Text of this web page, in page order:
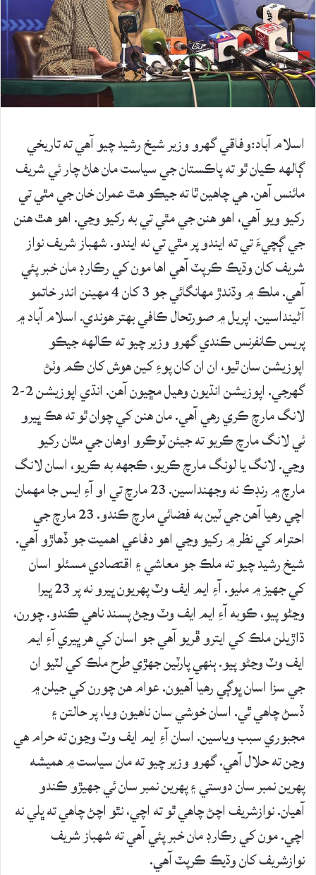
اسلام آباد:وفاقي گهرو وزير شيخ رشيد چيو آهي ته تاريخي
ڳالهه ڪيان ٿو ته پاڪستان جي سياست مان هاڻ چار ئي شريف
مائنس آهن. هي چاهين ٿا ته جيڪو هٿ عمران خان جي مٿي تي
رکيو ويو آهي، اهو هنن جي مٿي تي به رکيو وڃي. اهو هٿ هنن
جي ڳچيءَ تي ته ايندو پر مٿي تي نه ايندو. شهباز شريف نواز
شريف کان وڌيڪ ڪرپٽ آهي اها مون کي رڪارڊ مان خبر پئي
آهي. ملڪ ۾ وڌندڙ مهانگائي جو 3 کان 4 مهينن اندر خاتمو
آڻينداسين. اپريل ۾ صورتحال ڪافي بهتر هوندي. اسلام آباد ۾
پريس ڪانفرنس ڪندي گهرو وزير چيو ته ڪالهه جيڪو
اپوزيشن سان ٿيو، ان ان کان پوءِ کين هوش کان ڪم وٺڻ
گهرجي. اپوزيشن انڌيون وهيل مڇيون آهن. انڌي اپوزيشن 2-2
لانگ مارچ ڪري رهي آهي. مان هنن کي چوان ٿو ته هڪ ڀيرو
ئي لانگ مارچ ڪريو ته جيئن ٽوڪرو اوهان جي مٿان رکيو
وڃي. لانگ يا لونگ مارچ ڪريو، ڪجهه به ڪريو، اسان لانگ
مارچ ۾ رنڊڪ نه وجهنداسين. 23 مارچ تي او آءِ ايس جا مهمان
اچي رهيا آهن جي ٽين به فضائي مارچ ڪندو. 23 مارچ جي
احترام کي نظر ۾ رکيو وڃي اهو دفاعي اهميت جو ڏهاڙو آهي.
شيخ رشيد چيو ته ملڪ جو معاشي ۽ اقتصادي مسئلو اسان
کي جهيز ۾ مليو. آءِ ايم ايف وٽ پهريون ڀيرو نه پر 23 ڀيرا
وڃڻو پيو، ڪوبه آءِ ايم ايف وٽ وڃڻ پسند ناهي ڪندو. چورن،
ڌاڙيلن ملڪ کي ايترو ڦريو آهي جو اسان کي هر ڀيري آءِ ايم
ايف وٽ وڃڻو پيو. ٻنهي پارٽين جهڙي طرح ملڪ کي لٽيو ان
جي سزا اسان ڀوڳي رهيا آهيون. عوام هن چورن کي جيلن ۾
ڏسڻ چاهي ٿي. اسان خوشي سان ناهيون ويا، پر حالتن ۽
مجبوري سبب وياسين. اسان آءِ ايم ايف وٽ وڃون ته حرام هي
وڃن ته حلال آهي. گهرو وزير چيو ته مان سياست ۾ هميشه
پهرين نمبر سان دوستي ۽ پهرين نمبر سان ئي جهيڙو ڪندو
آهيان. نوازشريف اچڻ چاهي ٿو ته اچي، نٿو اچڻ چاهي ته ڀلي نه
اچي. مون کي رڪارڊ مان خبر پئي آهي ته شهباز شريف
نوازشريف کان وڌيڪ ڪرپٽ آهي.